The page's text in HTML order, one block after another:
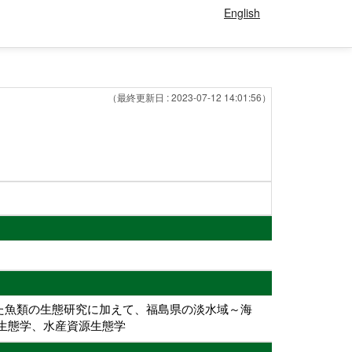
English
（最終更新日 : 2023-07-12 14:01:56）
類の生態研究に加えて、福島県の淡水域～海
態学、水産資源生態学